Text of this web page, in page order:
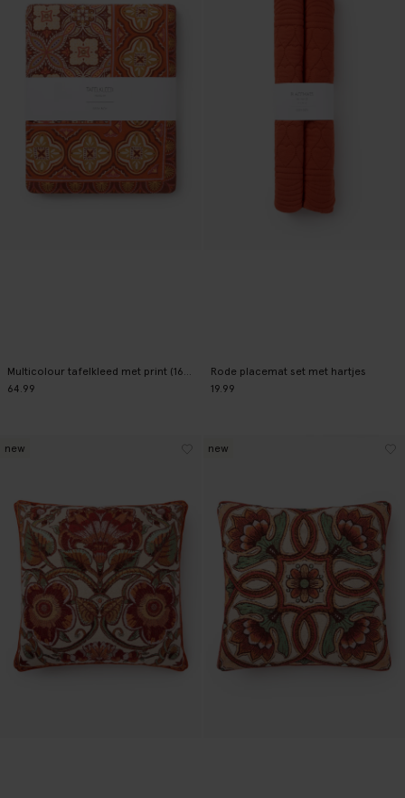
Multicolour tafelkleed met print (160x300 cm)
64.99
Rode placemat set met hartjes
19.99
new new